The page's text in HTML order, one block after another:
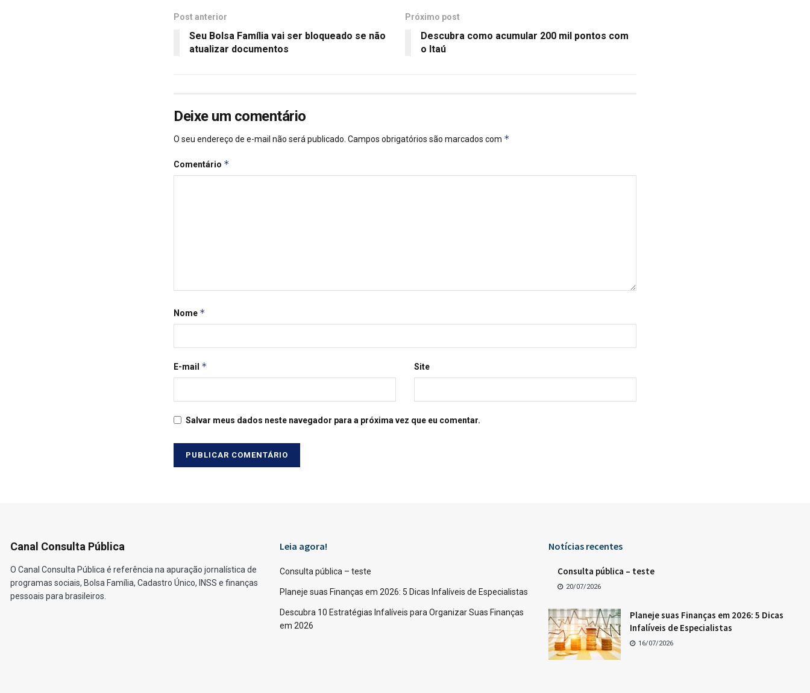
Post anterior
Seu Bolsa Família vai ser bloqueado se não
atualizar documentos
Próximo post
Descubra como acumular 200 mil pontos com
o Itaú
Deixe um comentário
O seu endereço de e-mail não será publicado. Campos obrigatórios são marcados com *
Comentário *
Nome *
E-mail * Site
Salvar meus dados neste navegador para a próxima vez que eu comentar.
Canal Consulta Pública
O Canal Consulta Pública é referência na apuração jornalística de
programas sociais, Bolsa Família, Cadastro Único, INSS e finanças
pessoais para brasileiros.
Leia agora!
Consulta pública – teste
Planeje suas Finanças em 2026: 5 Dicas Infalíveis de Especialistas
Descubra 10 Estratégias Infalíveis para Organizar Suas Finanças
em 2026
Notícias recentes
Consulta pública – teste
20/07/2026
Planeje suas Finanças em 2026: 5 Dicas
Infalíveis de Especialistas
16/07/2026